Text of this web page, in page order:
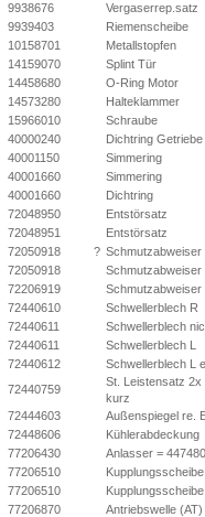
9938676
Vergaserrep.satz
9939403
Riemenscheibe
10158701
Metallstopfen
14159070
Splint Tür
14458680
O-Ring Motor
14573280
Halteklammer
15966010
Schraube
40000240
Dichtring Getriebe
40001150
Simmering
40001660
Simmering
40001660
Dichtring
72048950
Entstörsatz
72048951
Entstörsatz
72050918
? Schmutzabweiser
72050918
Schmutzabweiser
72206919
Schmutzabweiser
72440610
Schwellerblech R
72440611
Schwellerblech
72440611
Schwellerblech L
72440612
Schwellerblech L
72440759
St. Leistensatz 2x
kurz
72444603
Außenspiegel re.
72448606
Kühlerabdeckung
77206430
Anlasser =
77206510
77206510
77206870
Antriebswelle (AT)